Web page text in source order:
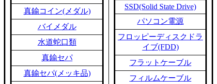
真鍮コイン(メダル)
バイメダル
水道蛇口類
真鍮セパ
真鍮セパ(メッキ品)
SSD(Solid State Drive)
パソコン電源
フロッピーディスクドラ
イブ(FDD)
フラットケーブル
フィルムケーブル